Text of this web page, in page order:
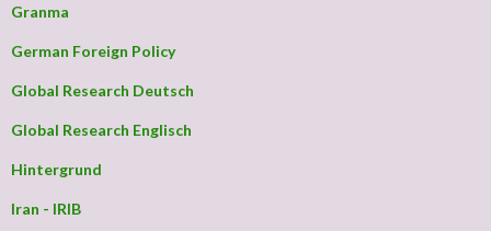
Granma
German Foreign Policy
Global Research Deutsch
Global Research Englisch
Hintergrund
Iran - IRIB